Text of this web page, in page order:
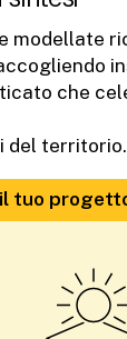
modellate
che
del territorio.
tuo